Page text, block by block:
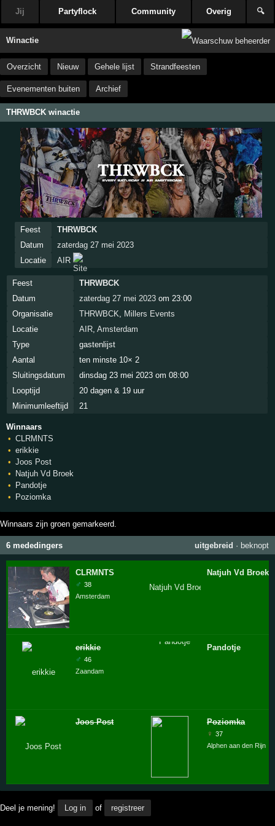
Jij Partyflock Community Overig 🔍
Winactie
Overzicht Nieuw Gehele lijst Strandfeesten
Evenementen buiten Archief
THRWBCK winactie
Feest
THRWBCK
Datum
zaterdag 27 mei 2023
Locatie
AIR
Feest
THRWBCK
Datum
zaterdag 27 mei 2023om 23:00
Organisatie
THRWBCK, Millers Events
Locatie
AIR, Amsterdam
Type
gastenlijst
Aantal
ten minste 10× 2
Sluitingsdatum
dinsdag 23 mei 2023 om 08:00
Looptijd
20 dagen & 19 uur
Minimumleeftijd
21
Winnaars
CLRMNTS
erikkie
Joos Post
Natjuh Vd Broek
Pandotje
Poziomka
Winnaars zijn groen gemarkeerd.
6 mededingers uitgebreid · beknopt
CLRMNTS
♂ 38
Amsterdam
erikkie
♂ 46
Zaandam
Joos Post
Natjuh Vd Broek
Pandotje
Poziomka
♀ 37
Alphen aan den Rijn
Deel je mening! Log in of registreer